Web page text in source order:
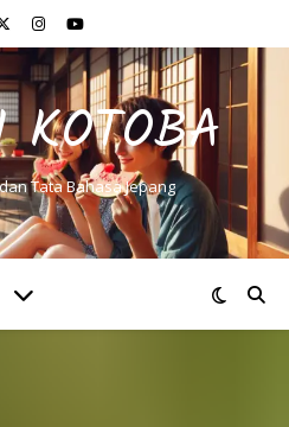
Tata Bahasa Jepang